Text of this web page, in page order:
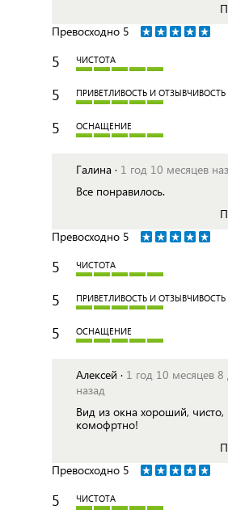
Превосходно 5
5 ЧИСТОТА
5 ПРИВЕТЛИВОСТЬ И
5 ОСНАЩЕНИЕ
Галина · 1 год 10 месяцев
Все понравилось.
Превосходно 5
5 ЧИСТОТА
5 ПРИВЕТЛИВОСТЬ И
5 ОСНАЩЕНИЕ
Алексей · 1 год 10 месяцев 8
назад
Вид из окна хороший, чисто,
комофртно!
Превосходно 5
5 ЧИСТОТА